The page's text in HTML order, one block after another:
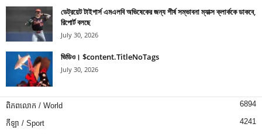
ডেট্রয়েট টাইগার্স এমএলবি অভিষেকের জন্য শীর্ষ সম্ভাবনা ম্যাক্স ক্লার্ককে ডাকবে,
রিপোর্ট বলছে
July 30, 2026
ভিডিও। $content.TitleNoTags
July 30, 2026
ពិភពលោក / World 6894
កីឡា / Sport 4241